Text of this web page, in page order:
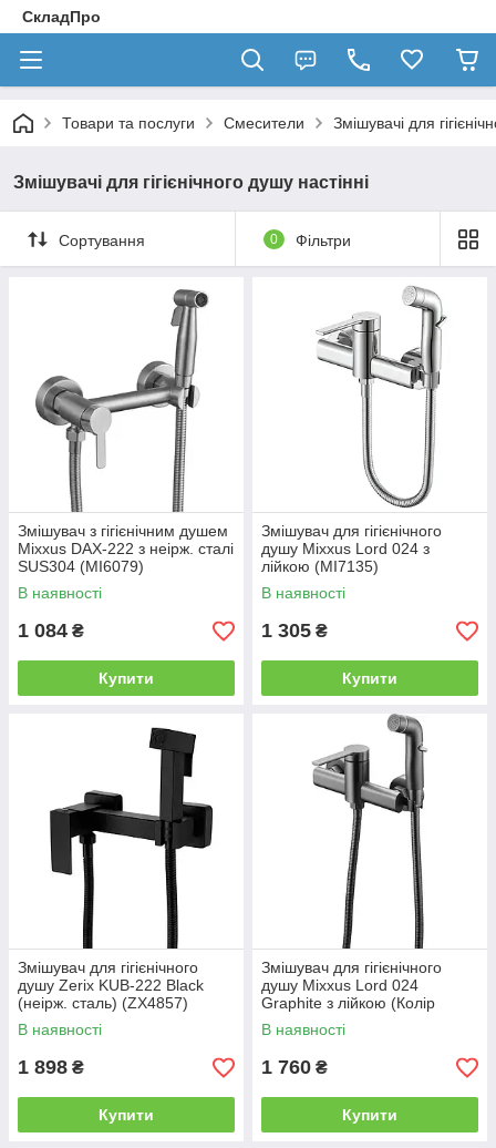
СкладПро
Товари та послуги Смесители Змішувачі для
Змішувачі для гігієнічного душу настінні
Сортування 0 Фільтри
Змішувач з гігієнічним душем
Mixxus DAX-222 з неірж. сталі
SUS304 (MI6079)
В наявності
1 084 ₴
Купити
Змішувач для гігієнічного
душу Mixxus Lord 024 з
лійкою (MI7135)
В наявності
1 305 ₴
Купити
Змішувач для гігієнічного
душу Zerix KUB-222 Black
(неірж. сталь) (ZX4857)
В наявності
1 898 ₴
Купити
Змішувач для гігієнічного
душу Mixxus Lord 024
Graphite з лійкою (Колір
графіт) (MI7136)
В наявності
1 760 ₴
Купити